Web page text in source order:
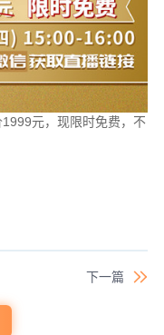
元，现限时免费，不
下一篇